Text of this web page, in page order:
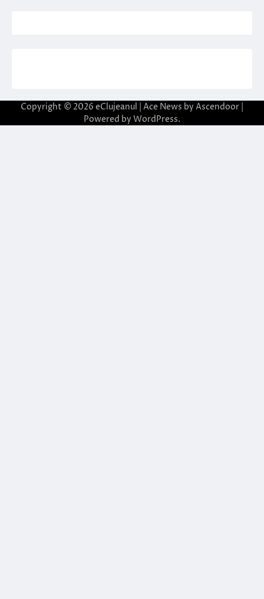
Copyright © 2026 eClujeanul | Ace News by Ascendoor
Powered by WordPress.